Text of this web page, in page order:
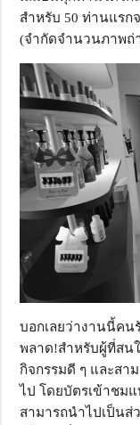
สำหรับ 50 ท่านแรก
(จำกัดจำนวนภาพถ่
บอกเลยว่างานนี้คน
พลาด!สำหรับผู้ที่สน
กิจกรรมดี ๆ และสา
ไป โดยบัตรเข้าชมแ
สามารถนำไปเป็นส่